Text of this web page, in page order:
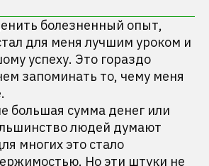
болезненный опыт,
для меня лучшим уроком и
успеху. Это гораздо
запоминать то, чему меня
большая сумма денег или
людей думают
многих это стало
Но эти штуки не